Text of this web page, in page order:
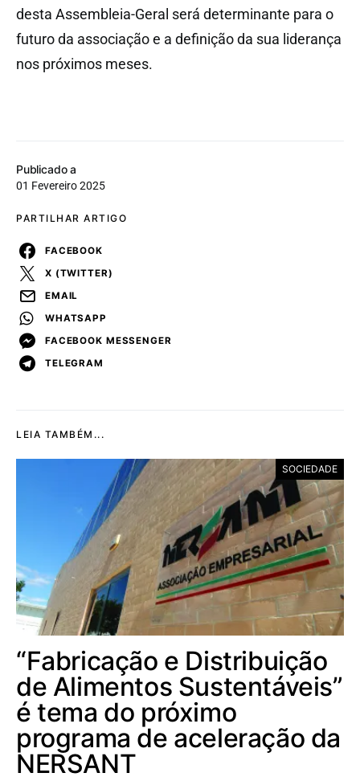
Publicado a
01 Fevereiro 2025
PARTILHAR ARTIGO
FACEBOOK
X (TWITTER)
EMAIL
WHATSAPP
FACEBOOK MESSENGER
TELEGRAM
desta Assembleia-Geral será determinante para o
futuro da associação e a definição da sua liderança
nos próximos meses.
LEIA TAMBÉM...
SOCIEDADE
“Fabricação e Distribuição
de Alimentos Sustentáveis”
é tema do próximo
programa de aceleração da
NERSANT